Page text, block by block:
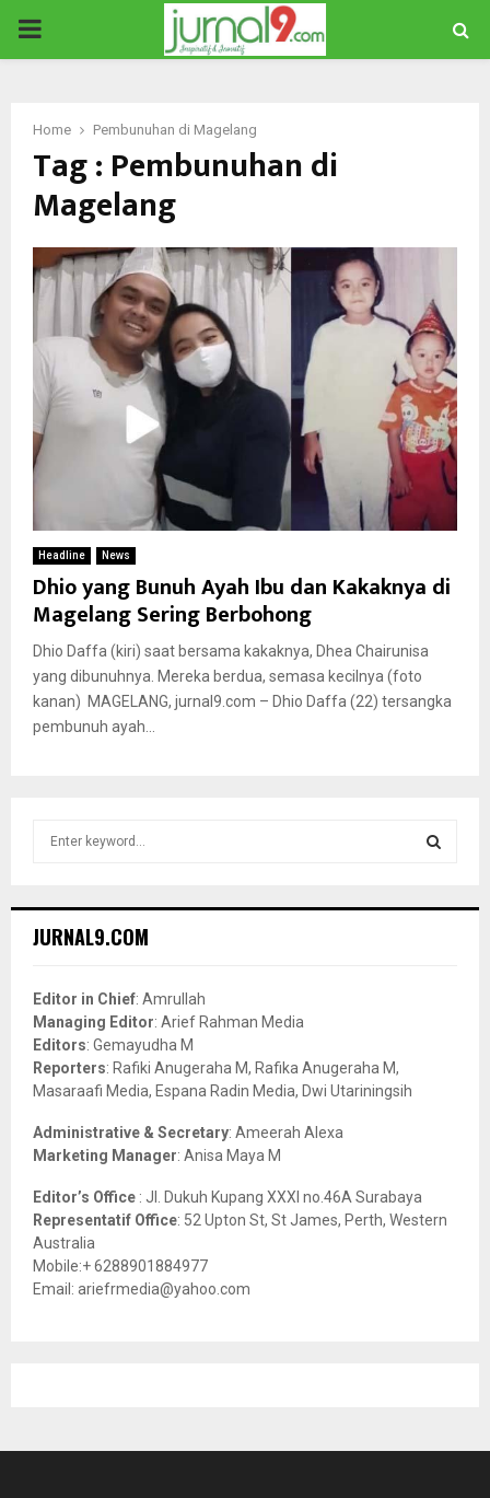
PRIMARY
Home Pembunuhan di Magelang
Tag : Pembunuhan di
Magelang
Headline News
Dhio yang Bunuh Ayah Ibu dan Kakaknya di
Magelang Sering Berbohong
Dhio Daffa (kiri) saat bersama kakaknya, Dhea Chairunisa
yang dibunuhnya. Mereka berdua, semasa kecilnya (foto
kanan) MAGELANG, jurnal9.com – Dhio Daffa (22) tersangka
pembunuh ayah...
h
o
r
:
JURNAL9.COM
Editor in Chief: Amrullah
Managing Editor: Arief Rahman Media
Editors: Gemayudha M
Reporters: Rafiki Anugeraha M, Rafika Anugeraha M,
Masaraafi Media, Espana Radin Media, Dwi Utariningsih
Administrative & Secretary: Ameerah Alexa
Marketing Manager: Anisa Maya M
Editor’s Office : Jl. Dukuh Kupang XXXI no.46A Surabaya
Representatif Office: 52 Upton St, St James, Perth, Western
Australia
Mobile:+ 6288901884977
Email: ariefrmedia@yahoo.com